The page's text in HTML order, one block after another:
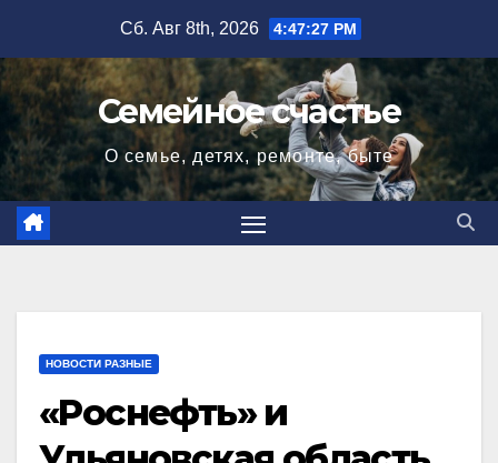
содержимому
Сб. Авг 8th, 2026 4:47:28 PM
Семейное счастье
О семье, детях, ремонте, быте
НОВОСТИ РАЗНЫЕ
«Роснефть» и